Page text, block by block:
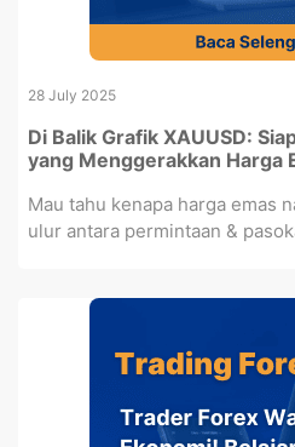
28 July 2025
Di Balik Grafik XAUUSD:
yang Menggerakkan Harga
Mau tahu kenapa harga emas
ulur antara permintaan &